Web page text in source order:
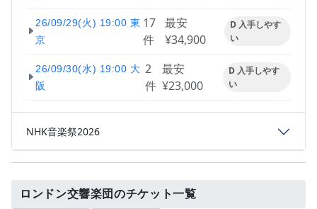
26/09/29(火) 19:00 東
京
17
件
最安
¥34,900
D 入手しやす
い
26/09/30(水) 19:00 大
阪
2
件
最安
¥23,000
D 入手しやす
い
NHK音楽祭2026
ロンドン交響楽団のチケット一覧